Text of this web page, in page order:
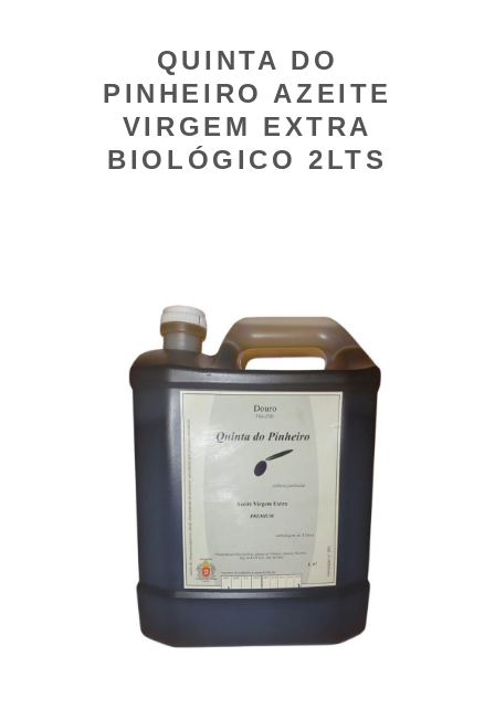
QUINTA DO
PINHEIRO AZEITE
VIRGEM EXTRA
BIOLÓGICO 2LTS